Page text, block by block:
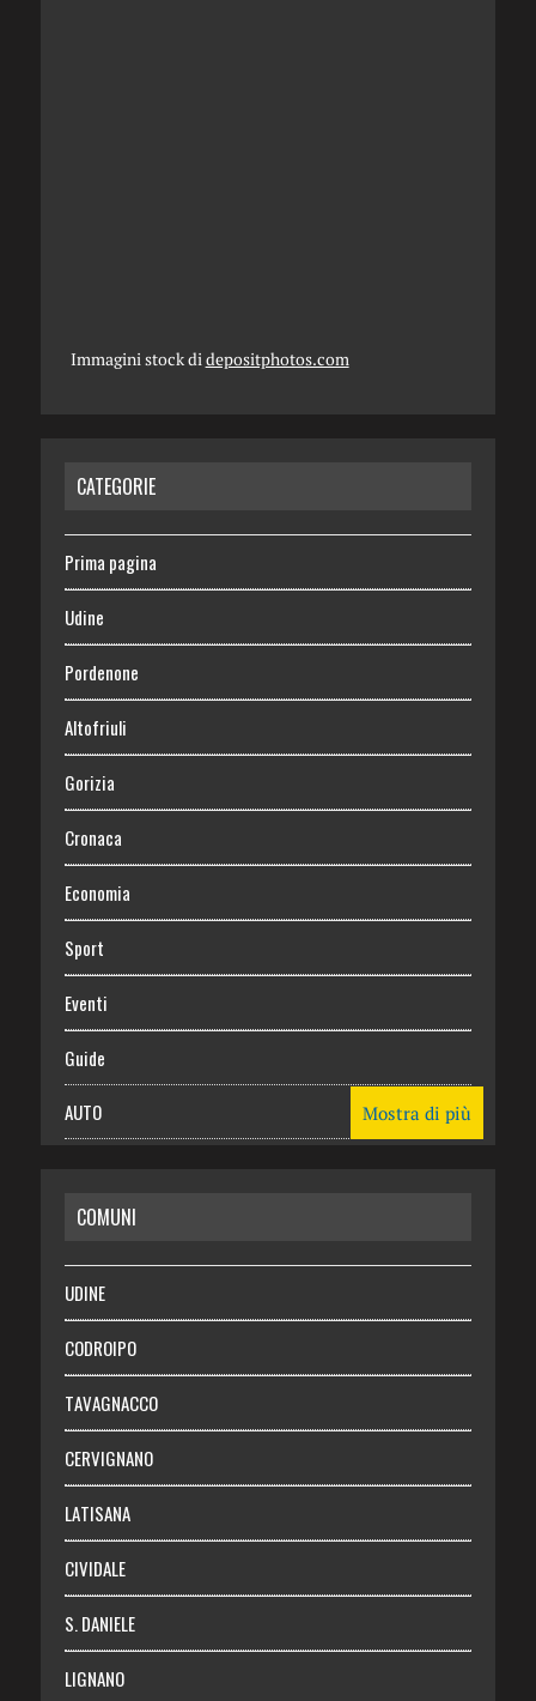
Immagini stock didepositphotos.com
CATEGORIE
Prima pagina
Udine
Pordenone
Altofriuli
Gorizia
Cronaca
Economia
Sport
Eventi
Guide
AUTO
RISPARMIO
SALUTE
Necrologie
Chi siamo
Abbonati
Login
Mostra di più
COMUNI
UDINE
CODROIPO
TAVAGNACCO
CERVIGNANO
LATISANA
CIVIDALE
S. DANIELE
LIGNANO